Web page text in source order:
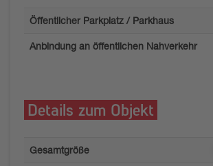
Öffentlicher Parkplatz / Parkhaus
Anbindung an öffentlichen Nahverkehr
Details zum Objekt
Gesamtgröße